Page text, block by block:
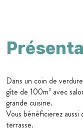
Dans un coin de
gîte de 100m² avec
grande cuisine.
Vous bénéficierez
terrasse.